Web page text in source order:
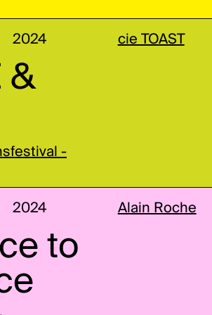
2024 cie TOAST
&
-
2024 Alain Roche
to